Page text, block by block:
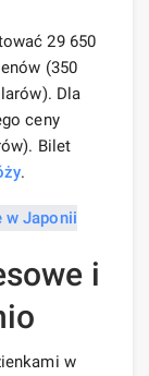
29 650
(350
Dla
ceny
Bilet
.
i
w